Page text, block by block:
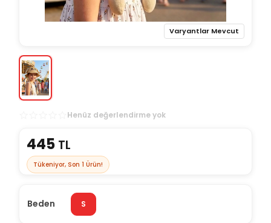
Varyantlar Mevcut
Henüz değerlendirme yok
445 TL
Tükeniyor, Son 1 Ürün!
Beden S